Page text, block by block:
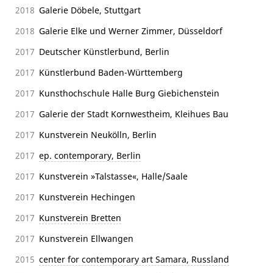
2018 Galerie Döbele, Stuttgart
2018 Galerie Elke und Werner Zimmer, Düsseldorf
2017 Deutscher Künstlerbund, Berlin
2017 Künstlerbund Baden-Württemberg
2017 Kunsthochschule Halle Burg Giebichenstein
2017 Galerie der Stadt Kornwestheim, Kleihues Bau
2017 Kunstverein Neukölln, Berlin
2017 ep. contemporary, Berlin
2017 Kunstverein »Talstasse«, Halle/Saale
2017 Kunstverein Hechingen
2017 Kunstverein Bretten
2017 Kunstverein Ellwangen
2015 center for contemporary art Samara, Russland